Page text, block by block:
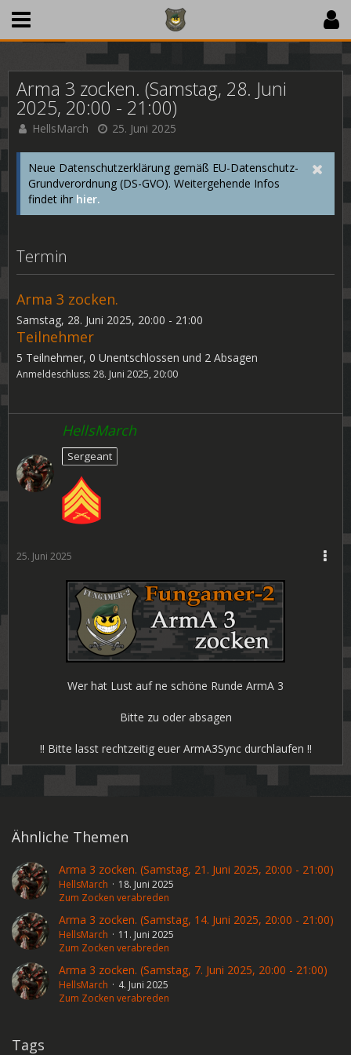
Arma 3 zocken. (Samstag, 28. Juni
2025, 20:00 - 21:00)
HellsMarch 25. Juni 2025
Neue Datenschutzerklärung gemäß EU-Datenschutz-
Grundverordnung (DS-GVO). Weitergehende Infos
findet ihr hier.
Termin
Arma 3 zocken.
Samstag, 28. Juni 2025, 20:00 - 21:00
Teilnehmer
5 Teilnehmer, 0 Unentschlossen und 2 Absagen
Anmeldeschluss: 28. Juni 2025, 20:00
HellsMarch
Sergeant
25. Juni 2025
Wer hat Lust auf ne schöne Runde ArmA 3
Bitte zu oder absagen
!! Bitte lasst rechtzeitig euer ArmA3Sync durchlaufen !!
Ähnliche Themen
Arma 3 zocken. (Samstag, 21. Juni 2025, 20:00 - 21:00)
HellsMarch
18. Juni 2025
Zum Zocken verabreden
Arma 3 zocken. (Samstag, 14. Juni 2025, 20:00 - 21:00)
HellsMarch
11. Juni 2025
Zum Zocken verabreden
Arma 3 zocken. (Samstag, 7. Juni 2025, 20:00 - 21:00)
HellsMarch
4. Juni 2025
Zum Zocken verabreden
Tags